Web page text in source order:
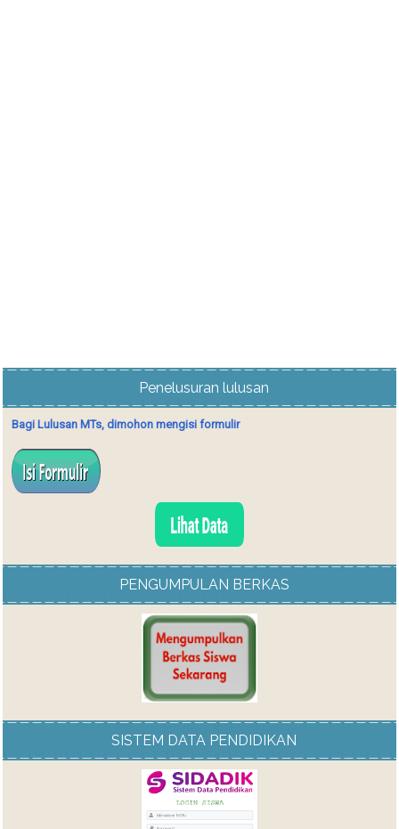
Penelusuran lulusan
Bagi Lulusan MTs, dimohon mengisi formulir
PENGUMPULAN BERKAS
SISTEM DATA PENDIDIKAN